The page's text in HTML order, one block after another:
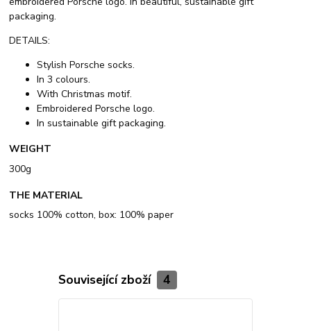
packaging.
DETAILS:
Stylish Porsche socks.
In 3 colours.
With Christmas motif.
Embroidered Porsche logo.
In sustainable gift packaging.
WEIGHT
300g
THE MATERIAL
socks 100% cotton, box: 100% paper
Související zboží 4